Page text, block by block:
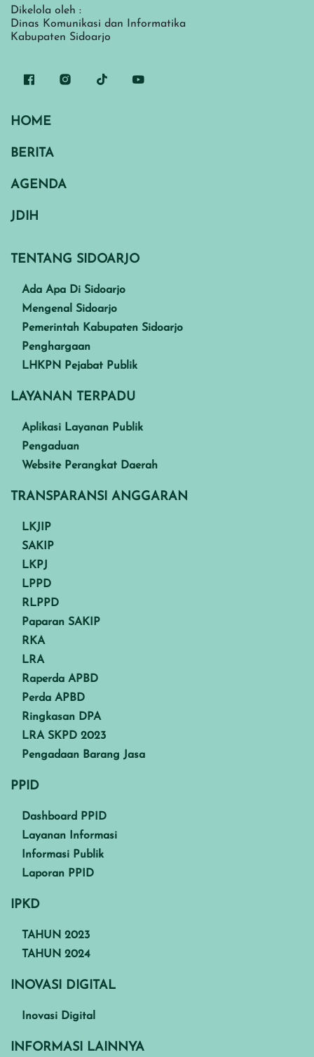
Dikelola oleh :
Dinas Komunikasi dan Informatika
Kabupaten Sidoarjo
HOME
BERITA
AGENDA
JDIH
TENTANG SIDOARJO
Ada Apa Di Sidoarjo
Mengenal Sidoarjo
Pemerintah Kabupaten Sidoarjo
Penghargaan
LHKPN Pejabat Publik
LAYANAN TERPADU
Aplikasi Layanan Publik
Pengaduan
Website Perangkat Daerah
TRANSPARANSI ANGGARAN
LKJIP
SAKIP
LKPJ
LPPD
RLPPD
Paparan SAKIP
RKA
LRA
Raperda APBD
Perda APBD
Ringkasan DPA
LRA SKPD 2023
Pengadaan Barang Jasa
PPID
Dashboard PPID
Layanan Informasi
Informasi Publik
Laporan PPID
IPKD
TAHUN 2023
TAHUN 2024
INOVASI DIGITAL
Inovasi Digital
INFORMASI LAINNYA